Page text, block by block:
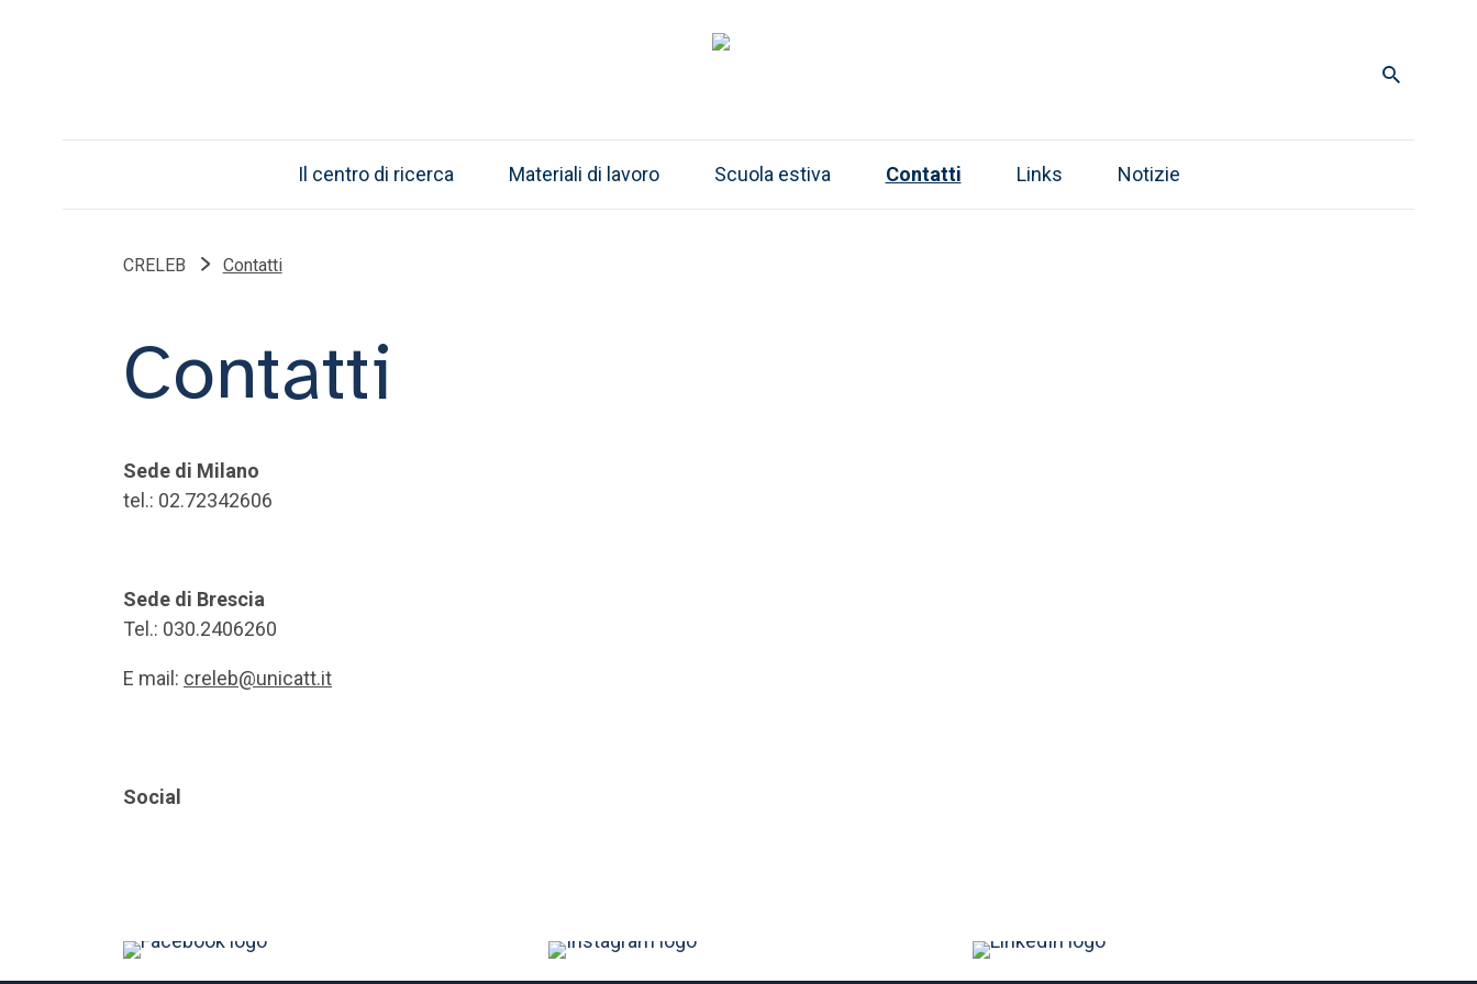
Il centro di ricerca Materiali di lavoro Scuola estiva Contatti Links Notizie
CRELEB Contatti
Contatti
Sede di Milano
tel.: 02.72342606
Sede di Brescia
Tel.: 030.2406260
E mail: creleb@unicatt.it
Social